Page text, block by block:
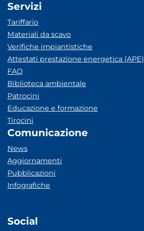
Servizi
Tariffario
Materiali da scavo
Verifiche impiantistiche
Attestati prestazione energetica (APE)
FAQ
Biblioteca ambientale
Patrocini
Educazione e formazione
Tirocini
Comunicazione
News
Aggiornamenti
Pubblicazioni
Infografiche
Social